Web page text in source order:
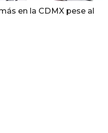
en la CDMX pese al